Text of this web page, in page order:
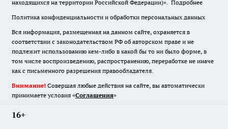
находящихся на территории Российской Федерации)». Подробнее
Политика конфиденциальности и обработки персональных данных
Вся информация, размещенная на данном сайте, охраняется в
соответствии с законодательством РФ об авторском праве и не
подлежит использованию кем-либо в какой бы то ни было форме, в
том числе воспроизведению, распространению, переработке не иначе
как с письменного разрешения правообладателя.
Внимание! Совершая любые действия на сайте, вы автоматически
принимаете условия «Cоглашения»
16+